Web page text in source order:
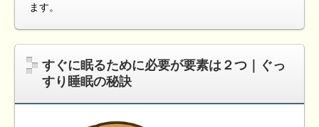
ます。
すぐに眠るために必要が要素は２つ｜ぐっ
すり睡眠の秘訣